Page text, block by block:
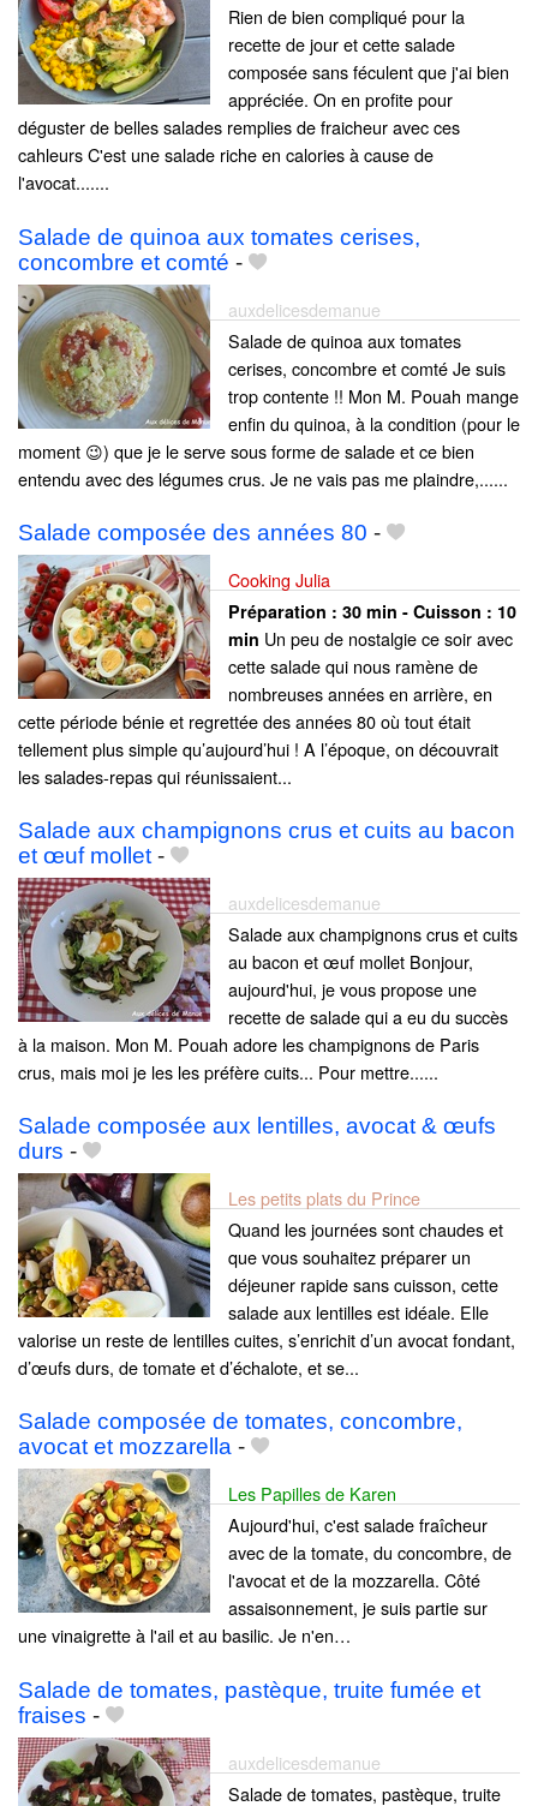
Rien de bien compliqué pour la
recette de jour et cette salade
composée sans féculent que j'ai bien
appréciée. On en profite pour
déguster de belles salades remplies de fraicheur avec ces
cahleurs C'est une salade riche en calories à cause de
l'avocat.......
Salade de quinoa aux tomates cerises,
concombre et comté -
auxdelicesdemanue
Salade de quinoa aux tomates
cerises, concombre et comté Je suis
trop contente !! Mon M. Pouah mange
enfin du quinoa, à la condition (pour le
moment 😉) que je le serve sous forme de salade et ce bien
entendu avec des légumes crus. Je ne vais pas me plaindre,......
Salade composée des années 80 -
Cooking Julia
Préparation : 30 min - Cuisson : 10
min Un peu de nostalgie ce soir avec
cette salade qui nous ramène de
nombreuses années en arrière, en
cette période bénie et regrettée des années 80 où tout était
tellement plus simple qu’aujourd’hui ! A l’époque, on découvrait
les salades-repas qui réunissaient...
Salade aux champignons crus et cuits au bacon
et œuf mollet -
auxdelicesdemanue
Salade aux champignons crus et cuits
au bacon et œuf mollet Bonjour,
aujourd'hui, je vous propose une
recette de salade qui a eu du succès
à la maison. Mon M. Pouah adore les champignons de Paris
crus, mais moi je les les préfère cuits... Pour mettre......
Salade composée aux lentilles, avocat & œufs
durs -
Les petits plats du Prince
Quand les journées sont chaudes et
que vous souhaitez préparer un
déjeuner rapide sans cuisson, cette
salade aux lentilles est idéale. Elle
valorise un reste de lentilles cuites, s’enrichit d’un avocat fondant,
d’œufs durs, de tomate et d’échalote, et se...
Salade composée de tomates, concombre,
avocat et mozzarella -
Les Papilles de Karen
Aujourd'hui, c'est salade fraîcheur
avec de la tomate, du concombre, de
l'avocat et de la mozzarella. Côté
assaisonnement, je suis partie sur
une vinaigrette à l'ail et au basilic. Je n'en…
Salade de tomates, pastèque, truite fumée et
fraises -
auxdelicesdemanue
Salade de tomates, pastèque, truite